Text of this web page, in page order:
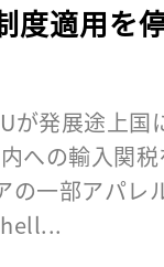
度適用を
が発展途上国
への輸入関
の一部アパレ